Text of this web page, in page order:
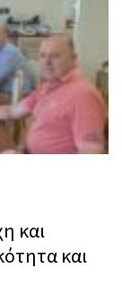
και
και